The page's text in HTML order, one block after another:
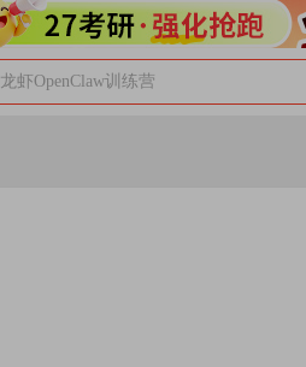
龙虾OpenClaw训练营